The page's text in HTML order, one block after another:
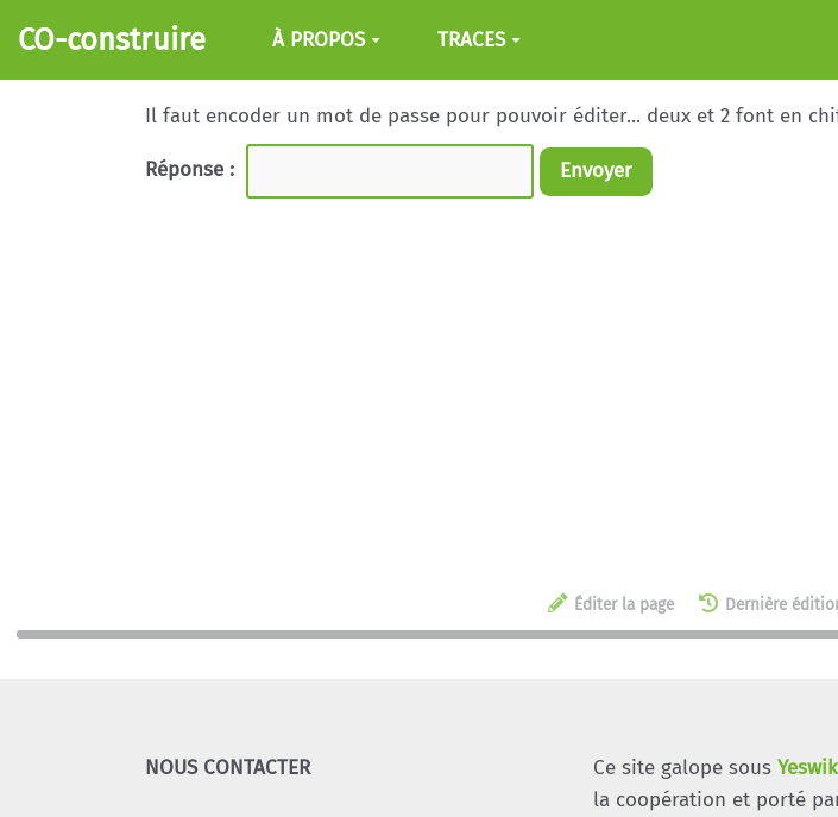
Aller au contenu principal
CO-construire À PROPOS TRACES
Il faut encoder un mot de passe pour pouvoir éditer... deux et 2 font en
Réponse : Envoyer
Éditer la page Dernière
NOUS CONTACTER Ce site galope sous
la coopération et porté